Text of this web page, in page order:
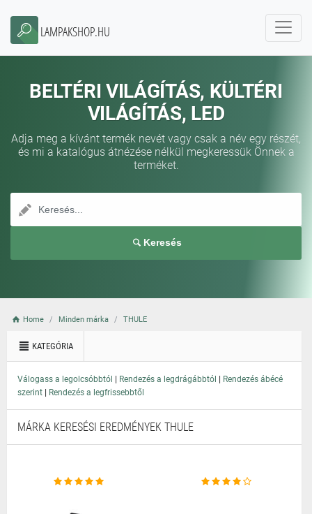
LAMPAKSHOP.HU
BELTÉRI VILÁGÍTÁS, KÜLTÉRI
VILÁGÍTÁS, LED
Adja meg a kívánt termék nevét vagy csak a név egy részét,
és mi a katalógus átnézése nélkül megkeressük Önnek a
terméket.
Keresés
Home Minden márka THULE
KATEGÓRIA
Válogass a legolcsóbbtól | Rendezés a legdrágábbtól | Rendezés ábécé
szerint | Rendezés a legfrissebbtől
MÁRKA KERESÉSI EREDMÉNYEK THULE